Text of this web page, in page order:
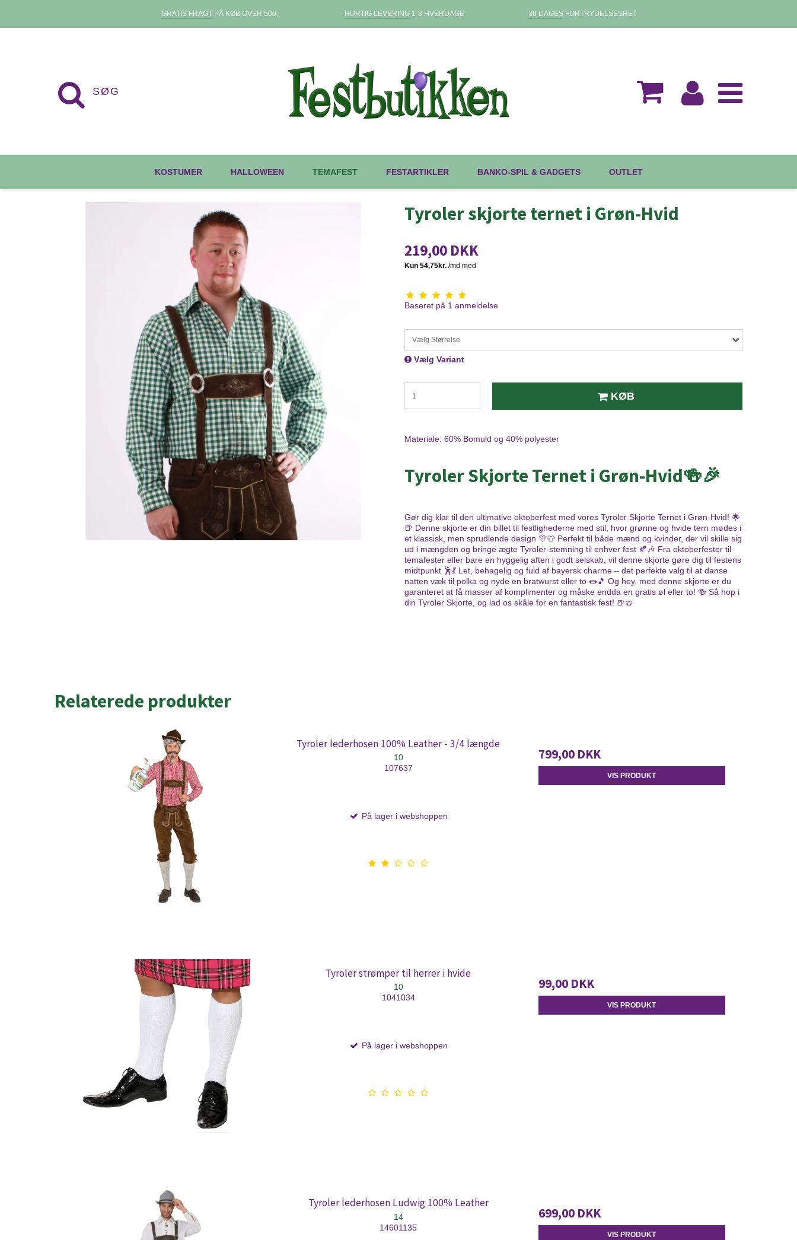
GRATIS FRAGTPÅ KØB OVER 500,- HURTIG LEVERING1-3 HVERDAGE 30 DAGESFORTRYDELSESRET
KOSTUMER HALLOWEEN TEMAFEST FESTARTIKLER BANKO-SPIL & GADGETS OUTLET
Tyroler skjorte ternet i Grøn-Hvid
219,00 DKK
Baseret på 1 anmeldelse
Vælg Størrelse
Vælg Variant
KØB
Materiale: 60% Bomuld og 40% polyester
Tyroler Skjorte Ternet i Grøn-Hvid🍻🎉
Gør dig klar til den ultimative oktoberfest med vores Tyroler Skjorte Ternet i Grøn-Hvid! 🌟
🍺 Denne skjorte er din billet til festlighederne med stil, hvor grønne og hvide tern mødes i
et klassisk, men sprudlende design 🎊👕 Perfekt til både mænd og kvinder, der vil skille sig
ud i mængden og bringe ægte Tyroler-stemning til enhver fest 🍂🎶 Fra oktoberfester til
temafester eller bare en hyggelig aften i godt selskab, vil denne skjorte gøre dig til festens
midtpunkt 🕺💃 Let, behagelig og fuld af bayersk charme – det perfekte valg til at danse
natten væk til polka og nyde en bratwurst eller to 🌭🎵 Og hey, med denne skjorte er du
garanteret at få masser af komplimenter og måske endda en gratis øl eller to! 🍻 Så hop i
din Tyroler Skjorte, og lad os skåle for en fantastisk fest! 🍺🥨
Relaterede produkter
Tyroler lederhosen 100% Leather - 3/4 længde
10
107637
På lager i webshoppen
799,00 DKK
VIS PRODUKT
Tyroler strømper til herrer i hvide
10
1041034
På lager i webshoppen
99,00 DKK
VIS PRODUKT
Tyroler lederhosen Ludwig 100% Leather
14
14601135
699,00 DKK
VIS PRODUKT